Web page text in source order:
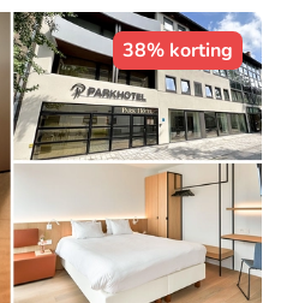
38% korting